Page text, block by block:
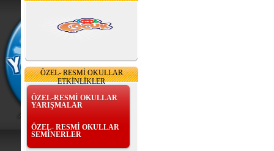
ÖZEL- RESMİ OKULLAR
ETKİNLİKLER
ÖZEL-RESMİ OKULLAR
YARIŞMALAR
ÖZEL- RESMİ OKULLAR
SEMİNERLER